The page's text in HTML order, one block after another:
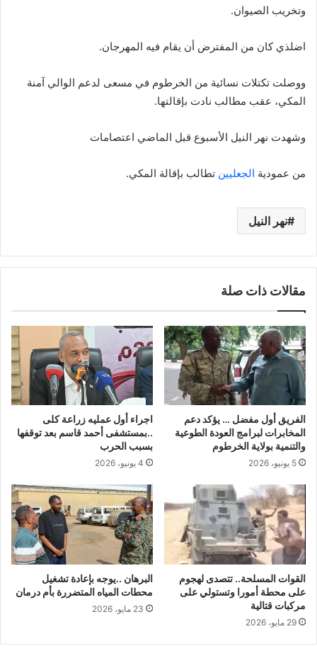
وتخريب الصيوان.
اضلذي كان من المفترض أن يقام فيه المهرجان.
ووصلت تكتلات نسائية من الخرطوم في مسعى لدعم الوالي آمنة
المكي، عقب مطالب نادت بإقالتها.
وشهدت نهر النيل الأسبوع قبل الماضي اعتصامات
من عمودية الجعليين تطالب بإقالة المكي.
نهر النيل
مقالات ذات صلة
الفريق أول مفضل … يؤكد دعم
المخابرات لبرامج العودة الطوعية
والتنمية بولاية الخرطوم
5 يونيو، 2026
اجراء أول عمليه زراعة كلى
..بمستشفى أحمد قاسم بعد توقفها
بسبب الحرب
4 يونيو، 2026
القوات المسلحة.. تتصدى لهجوم
على محطة أمورا وتستولي على
مركبات قتالية
29 مايو، 2026
البرهان ..يوجه بإعادة تشغيل
محطات المياه المتضررة بأم درمان
23 مايو، 2026